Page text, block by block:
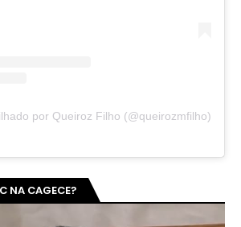
por Queiroz Filho (@queirozmfilho)
NA CAGECE?